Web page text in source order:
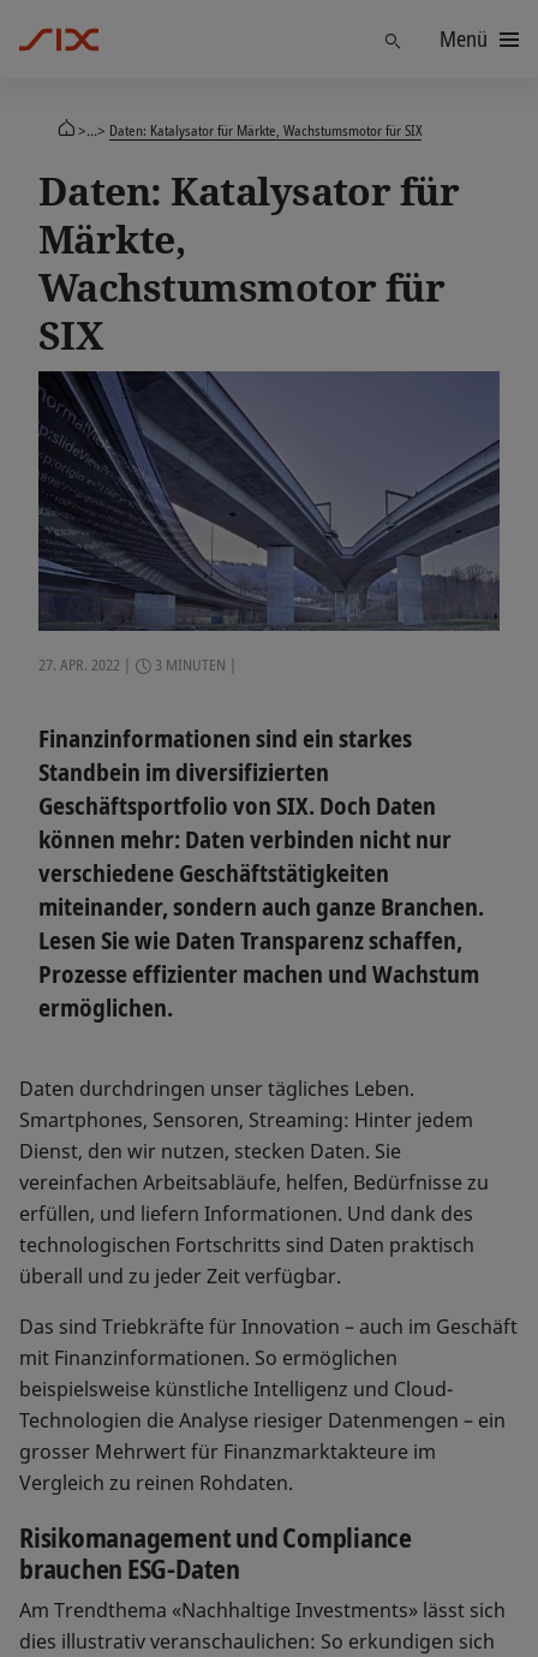
FindenMenü
>...> Daten: Katalysator für Märkte, Wachstumsmotor für SIX
Daten: Katalysator für
Märkte,
Wachstumsmotor für
SIX
27. APR. 2022 3 MINUTEN
Finanzinformationen sind ein starkes
Standbein im diversifizierten
Geschäftsportfolio von SIX. Doch Daten
können mehr: Daten verbinden nicht nur
verschiedene Geschäftstätigkeiten
miteinander, sondern auch ganze Branchen.
Lesen Sie wie Daten Transparenz schaffen,
Prozesse effizienter machen und Wachstum
ermöglichen.
Daten durchdringen unser tägliches Leben.
Smartphones, Sensoren, Streaming: Hinter jedem
Dienst, den wir nutzen, stecken Daten. Sie
vereinfachen Arbeitsabläufe, helfen, Bedürfnisse zu
erfüllen, und liefern Informationen. Und dank des
technologischen Fortschritts sind Daten praktisch
überall und zu jeder Zeit verfügbar.
Das sind Triebkräfte für Innovation – auch im Geschäft
mit Finanzinformationen. So ermöglichen
beispielsweise künstliche Intelligenz und Cloud-
Technologien die Analyse riesiger Datenmengen – ein
grosser Mehrwert für Finanzmarktakteure im
Vergleich zu reinen Rohdaten.
Risikomanagement und Compliance
brauchen ESG-Daten
Am Trendthema «Nachhaltige Investments» lässt sich
dies illustrativ veranschaulichen: So erkundigen sich